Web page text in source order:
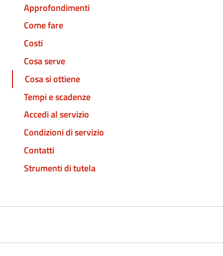
Approfondimenti
Come fare
Costi
Cosa serve
Cosa si ottiene
Tempi e scadenze
Accedi al servizio
Condizioni di servizio
Contatti
Strumenti di tutela